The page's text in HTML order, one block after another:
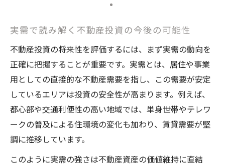
実需で読み解く不動産投資の今後の可能性
不動産投資の将来性を評価するには、まず実需の動向を
正確に把握することが重要です。実需とは、居住や事業
用としての直接的な不動産需要を指し、この需要が安定
しているエリアは投資の安全性が高まります。例えば、
都心部や交通利便性の高い地域では、単身世帯やテレワ
ークの普及による住環境の変化も加わり、賃貸需要が堅
調に推移しています。
このように実需の強さは不動産資産の価値維持に直結